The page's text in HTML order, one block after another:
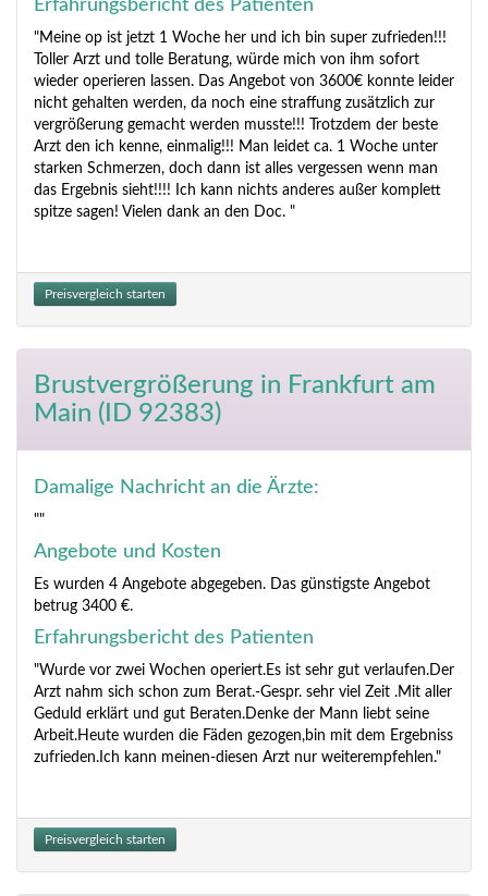
Erfahrungsbericht des Patienten
"Meine op ist jetzt 1 Woche her und ich bin super zufrieden!!!
Toller Arzt und tolle Beratung, würde mich von ihm sofort
wieder operieren lassen. Das Angebot von 3600€ konnte leider
nicht gehalten werden, da noch eine straffung zusätzlich zur
vergrößerung gemacht werden musste!!! Trotzdem der beste
Arzt den ich kenne, einmalig!!! Man leidet ca. 1 Woche unter
starken Schmerzen, doch dann ist alles vergessen wenn man
das Ergebnis sieht!!!! Ich kann nichts anderes außer komplett
spitze sagen! Vielen dank an den Doc. "
Preisvergleich starten
Brustvergrößerung in Frankfurt am
Main (ID 92383)
Damalige Nachricht an die Ärzte:
""
Angebote und Kosten
Es wurden 4 Angebote abgegeben. Das günstigste Angebot
betrug 3400 €.
Erfahrungsbericht des Patienten
"Wurde vor zwei Wochen operiert.Es ist sehr gut verlaufen.Der
Arzt nahm sich schon zum Berat.-Gespr. sehr viel Zeit .Mit aller
Geduld erklärt und gut Beraten.Denke der Mann liebt seine
Arbeit.Heute wurden die Fäden gezogen,bin mit dem Ergebniss
zufrieden.Ich kann meinen-diesen Arzt nur weiterempfehlen."
Preisvergleich starten